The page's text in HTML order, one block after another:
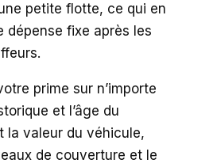
petite flotte, ce qui en
dépense fixe après les
prime sur n’importe
et l’âge du
la valeur du véhicule,
de couverture et le